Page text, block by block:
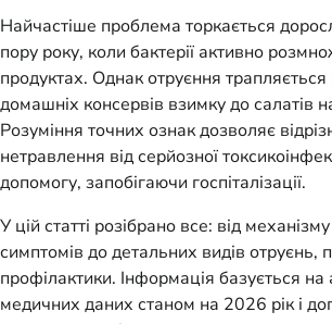
Найчастіше проблема торкається
пору року, коли бактерії активно
продуктах. Однак отруєння трапляється
домашніх консервів взимку до салатів на
Розуміння точних ознак дозволяє
нетравлення від серйозної
допомогу, запобігаючи госпіталізації.
У цій статті розібрано все: від
симптомів до детальних видів отруєнь,
профілактики. Інформація базується на
медичних даних станом на 2026 рік і